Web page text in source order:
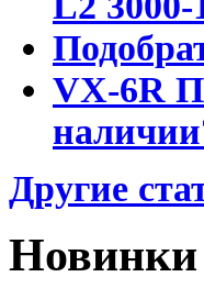
VX-6R
Другие
Новинки